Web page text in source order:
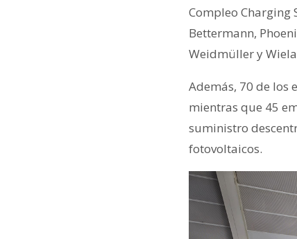
Compleo Charging
Bettermann,
Weidmüller y
Además, 70 de los
mientras que 45
suministro
fotovoltaicos.